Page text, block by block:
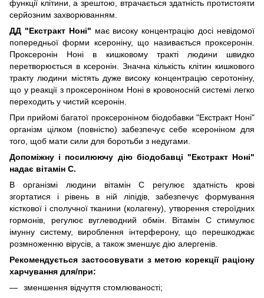
функції клітини, а зрештою, втрачається здатність протистояти
серйозним захворюванням.
ДД "Екстракт Ноні" має високу концентрацію досі невідомої
попередньої форми ксероніну, що називається проксеронін.
Проксеронін Ноні в кишковому тракті людини швидко
перетворюється в ксеронін. Значна кількість клітин кишкового
тракту людини містять дуже високу концентрацію серотоніну,
що у реакції з проксероніном Ноні в кровоносній системі легко
переходить у чистий ксеронін.
При прийомі багатої проксероніном біодобавки "Екстракт Ноні"
організм цілком (повністю) забезпечує себе ксероніном для
того, щоб мати сили для боротьби з недугами.
Допоміжну і посилюючу дію біодобавці "Екстракт Ноні"
надає вітамін С.
В організмі людини вітамін С регулює здатність крові
згортатися і рівень в ній ліпідів, забезпечує формування
кісткової і сполучної тканини (колагену), утворення стероїдних
гормонів, регулює вуглеводний обмін. Вітамін С стимулює
імунну систему, вироблення інтерферону, що перешкоджає
розмноженню вірусів, а також зменшує дію алергенів.
Рекомендується застосовувати з метою корекції раціону
харчування для/при:
зменшення відчуття стомлюваності;